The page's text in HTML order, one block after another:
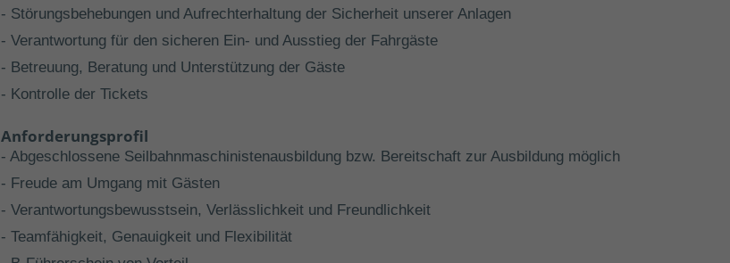
- Störungsbehebungen und Aufrechterhaltung der Sicherheit unserer Anlagen
- Verantwortung für den sicheren Ein- und Ausstieg der Fahrgäste
- Betreuung, Beratung und Unterstützung der Gäste
- Kontrolle der Tickets
Anforderungsprofil
- Abgeschlossene Seilbahnmaschinistenausbildung bzw. Bereitschaft zur Ausbildung möglich
- Freude am Umgang mit Gästen
- Verantwortungsbewusstsein, Verlässlichkeit und Freundlichkeit
- Teamfähigkeit, Genauigkeit und Flexibilität